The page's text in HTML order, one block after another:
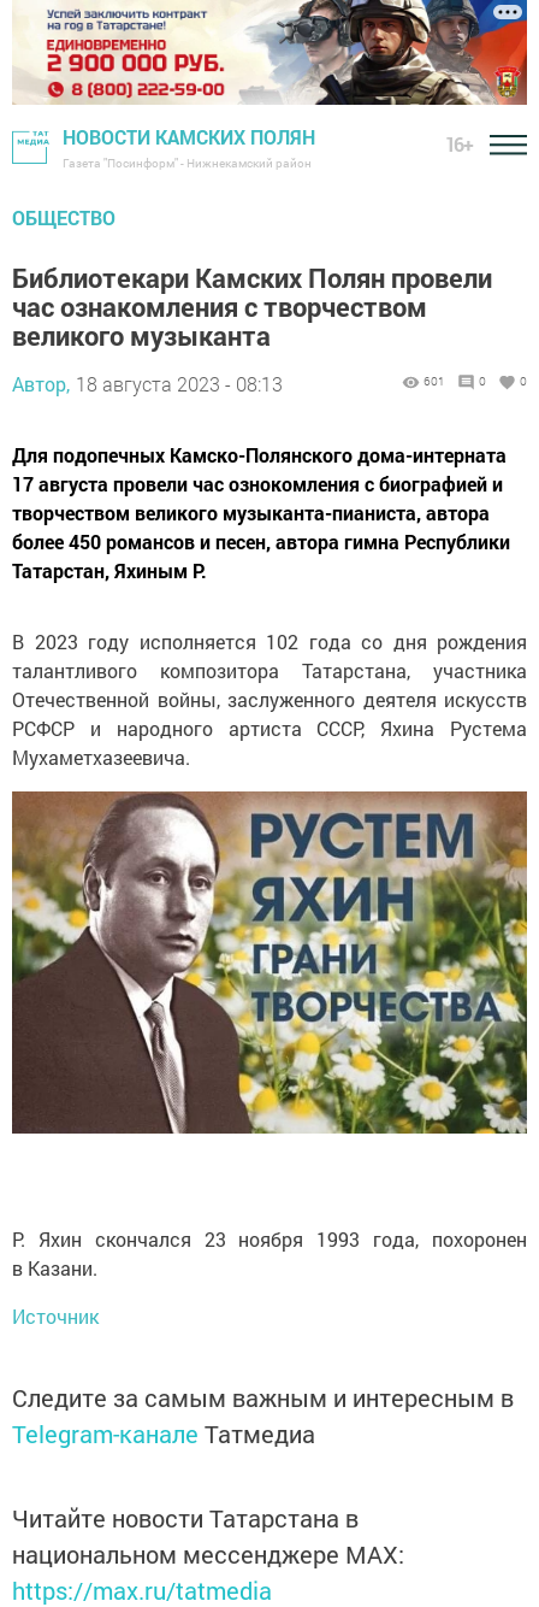
НОВОСТИ КАМСКИХ ПОЛЯН
Газета "Посинформ" - Нижнекамский район
16+
ОБЩЕСТВО
Библиотекари Камских Полян провели
час ознакомления с творчеством
великого музыканта
Автор, 18 августа 2023 - 08:13 601 0 0
Для подопечных Камско-Полянского дома-интерната
17 августа провели час ознокомления с биографией и
творчеством великого музыканта-пианиста, автора
более 450 романсов и песен, автора гимна Республики
Татарстан, Яхиным Р.
В 2023 году исполняется 102 года со дня рождения
талантливого композитора Татарстана, участника
Отечественной войны, заслуженного деятеля искусств
РСФСР и народного артиста СССР, Яхина Рустема
Мухаметхазеевича.
Р. Яхин скончался 23 ноября 1993 года, похоронен
в Казани.
Источник
Следите за самым важным и интересным в
Telegram-канале Татмедиа
Читайте новости Татарстана в
национальном мессенджере MАХ:
https://max.ru/tatmedia